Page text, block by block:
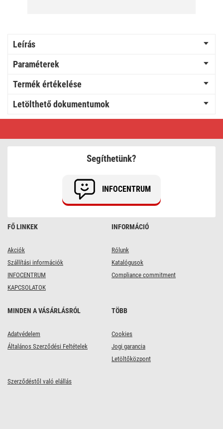
Leírás
Paraméterek
Termék értékelése
Letölthető dokumentumok
FŐ LINKEK
Akciók
Szállítási információk
INFOCENTRUM
KAPCSOLATOK
INFORMÁCIÓ
Rólunk
Katalógusok
Compliance commitment
MINDEN A VÁSÁRLÁSRÓL
Adatvédelem
Általános Szerződési Feltételek
TÖBB
Cookies
Jogi garancia
Letöltőközpont
Szerződéstől való elállás
Segíthetünk?
INFOCENTRUM